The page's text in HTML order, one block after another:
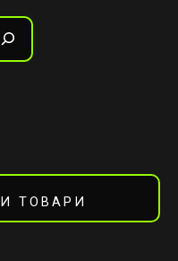
ТОВАРИ